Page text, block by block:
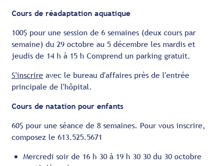
Cours de réadaptation aquatique
100$ pour une session de 6 semaines (deux cours par
semaine) du 29 octobre au 5 décembre les mardis et
jeudis de 14 h à 15 h Comprend un parking gratuit.
S'inscrire avec le bureau d'affaires près de l'entrée
principale de l'hôpital.
Cours de natation pour enfants
60$ pour une séance de 8 semaines. Pour vous inscrire,
composez le 613.525.5671
Mercredi soir de 16 h 30 à 19 h 30 30 du 30 octobre